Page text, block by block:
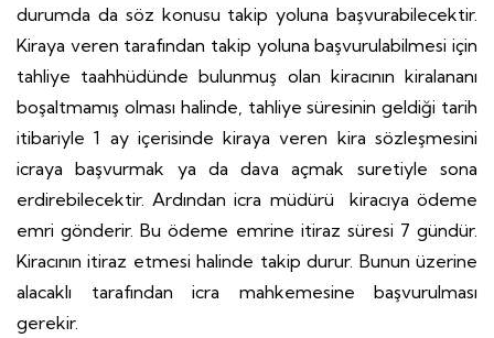
durumda da söz konusu takip yoluna başvurabilecektir.
Kiraya veren tarafından takip yoluna başvurulabilmesi için
tahliye taahhüdünde bulunmuş olan kiracının kiralananı
boşaltmamış olması halinde, tahliye süresinin geldiği tarih
itibariyle 1 ay içerisinde kiraya veren kira sözleşmesini
icraya başvurmak ya da dava açmak suretiyle sona
erdirebilecektir. Ardından icra müdürü kiracıya ödeme
emri gönderir. Bu ödeme emrine itiraz süresi 7 gündür.
Kiracının itiraz etmesi halinde takip durur. Bunun üzerine
alacaklı tarafından icra mahkemesine başvurulması
gerekir.